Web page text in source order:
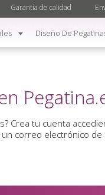
Diseño De
Garantía de calidad
Crea tu cuenta
correo electrónico